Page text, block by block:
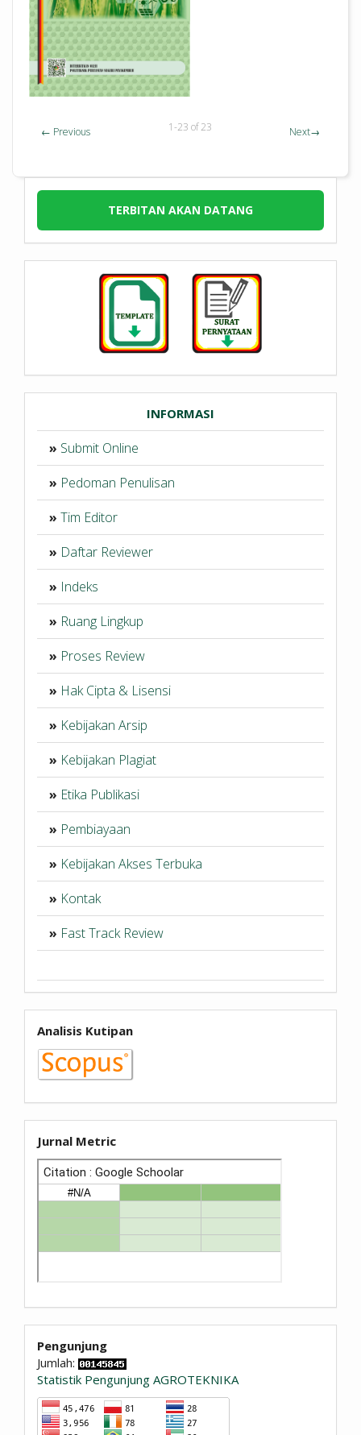
← Previous 1-23 of 23 Next→
TERBITAN AKAN DATANG
INFORMASI
» Submit Online
» Pedoman Penulisan
» Tim Editor
» Daftar Reviewer
» Indeks
» Ruang Lingkup
» Proses Review
» Hak Cipta & Lisensi
» Kebijakan Arsip
» Kebijakan Plagiat
» Etika Publikasi
» Pembiayaan
» Kebijakan Akses Terbuka
» Kontak
» Fast Track Review
Analisis Kutipan
Jurnal Metric
Pengunjung
Jumlah:
Statistik Pengunjung AGROTEKNIKA